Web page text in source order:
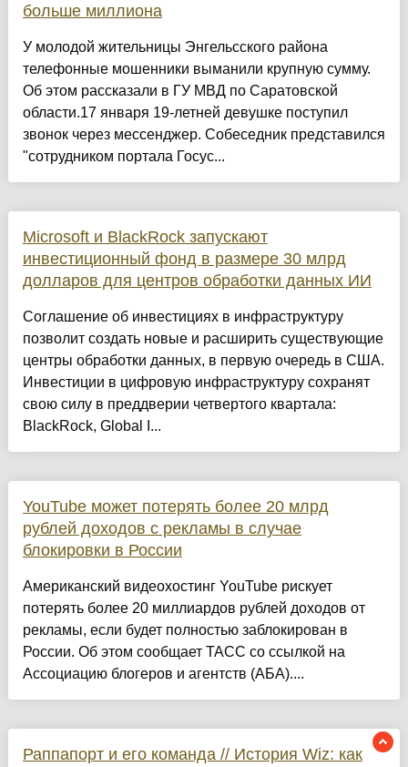
больше миллиона
У молодой жительницы Энгельсского района
телефонные мошенники выманили крупную сумму.
Об этом рассказали в ГУ МВД по Саратовской
области.17 января 19-летней девушке поступил
звонок через мессенджер. Собеседник представился
"сотрудником портала Госус...
Microsoft и BlackRock запускают
инвестиционный фонд в размере 30 млрд
долларов для центров обработки данных ИИ
Соглашение об инвестициях в инфраструктуру
позволит создать новые и расширить существующие
центры обработки данных, в первую очередь в США.
Инвестиции в цифровую инфраструктуру сохранят
свою силу в преддверии четвертого квартала:
BlackRock, Global I...
YouTube может потерять более 20 млрд
рублей доходов с рекламы в случае
блокировки в России
Американский видеохостинг YouTube рискует
потерять более 20 миллиардов рублей доходов от
рекламы, если будет полностью заблокирован в
России. Об этом сообщает ТАСС со ссылкой на
Ассоциацию блогеров и агентств (АБА)....
Раппапорт и его команда // История Wiz: как